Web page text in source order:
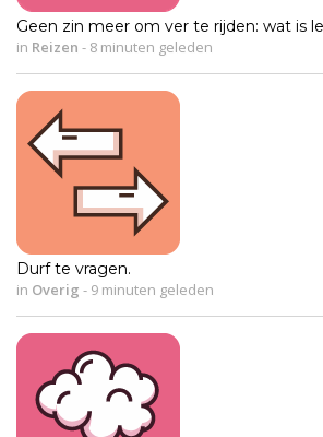
Geen zin meer om ver te rijden: wat is
in Reizen - 8 minuten geleden
Durf te vragen.
in Overig - 9 minuten geleden